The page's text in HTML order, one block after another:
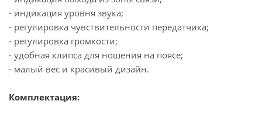
- индикация уровня звука;
- регулировка чувствительности передатчика;
- регулировка громкости;
- удобная клипса для ношения на поясе;
- малый вес и красивый дизайн.
Комплектация: